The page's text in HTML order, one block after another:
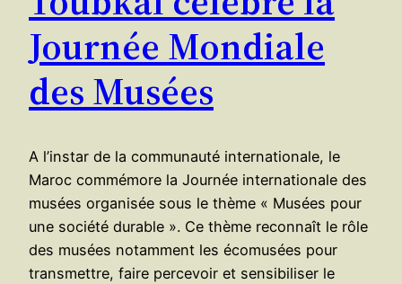
Journée Mondiale
des Musées
A l’instar de la communauté internationale, le
Maroc commémore la Journée internationale des
musées organisée sous le thème « Musées pour
une société durable ». Ce thème reconnaît le rôle
des musées notamment les écomusées pour
transmettre, faire percevoir et sensibiliser le